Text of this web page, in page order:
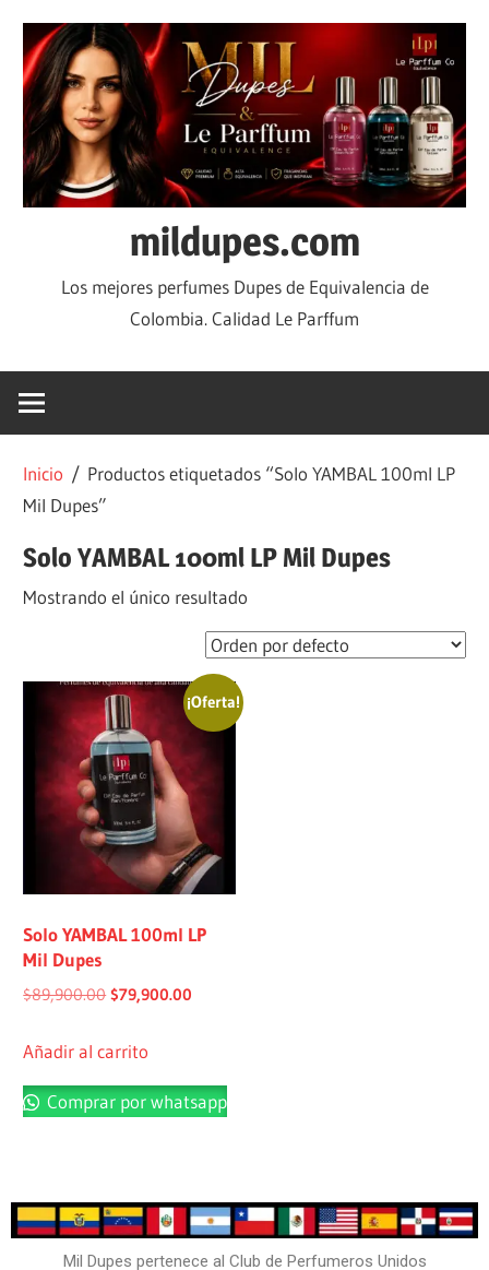
mildupes.com
Los mejores perfumes Dupes de Equivalencia de
Colombia. Calidad Le Parffum
Inicio / Productos etiquetados “Solo YAMBAL 100ml LP
Mil Dupes”
Solo YAMBAL 100ml LP Mil Dupes
Mostrando el único resultado
¡Oferta!
Solo YAMBAL 100ml LP
Mil Dupes
$89,900.00 $79,900.00
Añadir al carrito
Comprar por whatsapp
Mil Dupes pertenece al Club de Perfumeros Unidos